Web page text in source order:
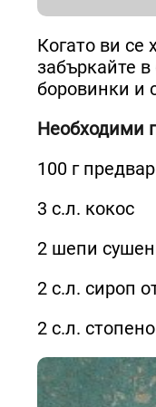
Когато ви
забъркайте
боровинки и
Необходими
100 г
3 с.л. кокос
2 шепи
2 с.л. сироп
2 с.л.